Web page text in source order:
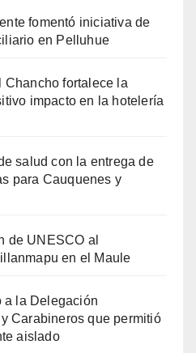
fomentó iniciativa de
en Pelluhue
Chancho fortalece la
impacto en la hotelería
salud con la entrega de
para Cauquenes y
de UNESCO al
en el Maule
a la Delegación
Carabineros que permitió
aislado